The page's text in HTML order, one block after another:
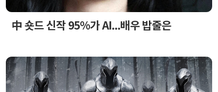
中 숏드 신작 95%가 AI...배우 밥줄은